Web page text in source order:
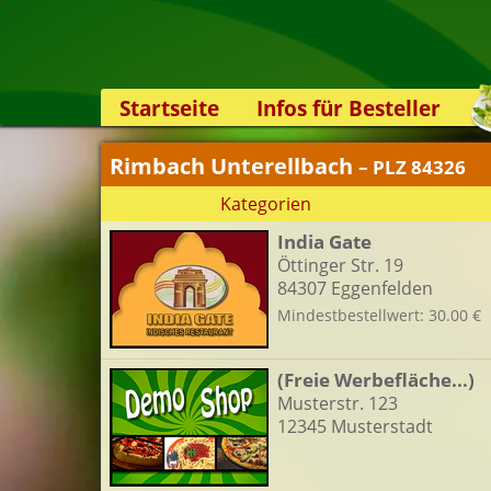
Startseite
Infos für Besteller
Lieferservice-App
Weiterempfehlen
Newsletter
Sicherheit
Kontakt
Rimbach Unterellbach – PLZ 84326
Kategorien
India Gate
Öttinger Str. 19
84307 Eggenfelden
Mindestbestellwert: 30.00 €
(Freie Werbefläche...)
Musterstr. 123
12345 Musterstadt